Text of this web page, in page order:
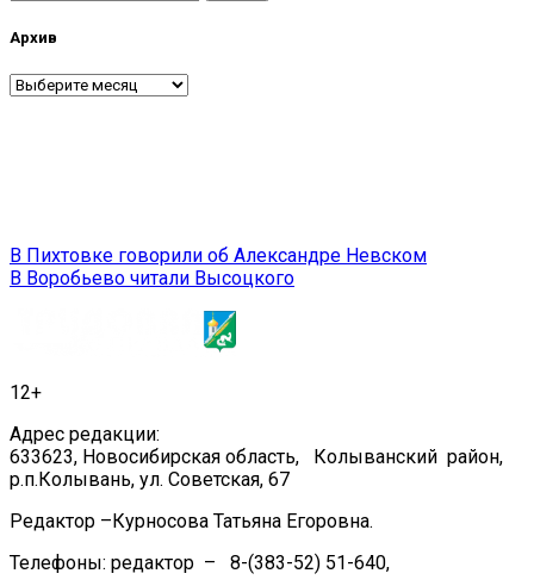
Архив
Архив
Навигация
по
В Пихтовке говорили об Александре Невском
В Воробьево читали Высоцкого
12+
Адрес редакции:
633623, Новосибирская область, Колыванский район,
р.п.Колывань, ул. Советская, 67
Редактор –Курносова Татьяна Егоровна.
Телефоны: редактор – 8-(383-52) 51-640,